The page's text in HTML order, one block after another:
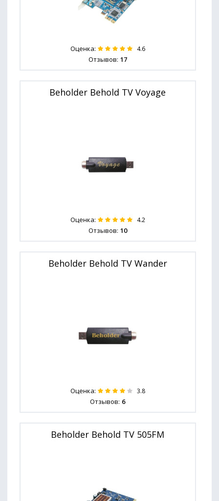
Оценка: 4.6
Отзывов: 17
Beholder Behold TV Voyage
Оценка: 4.2
Отзывов: 10
Beholder Behold TV Wander
Оценка: 3.8
Отзывов: 6
Beholder Behold TV 505FM